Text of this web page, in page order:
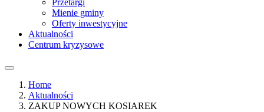
Przetargi
Mienie gminy
Oferty inwestycyjne
Aktualności
Centrum kryzysowe
Home
Aktualności
ZAKUP NOWYCH KOSIAREK